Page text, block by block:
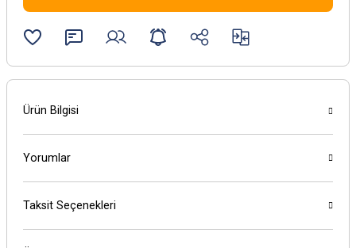
Ürün Bilgisi
Yorumlar
Taksit Seçenekleri